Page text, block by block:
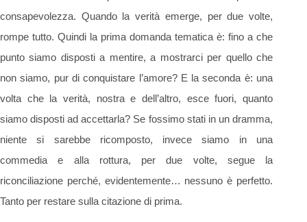
consapevolezza. Quando la verità emerge, per due volte,
rompe tutto. Quindi la prima domanda tematica è: fino a che
punto siamo disposti a mentire, a mostrarci per quello che
non siamo, pur di conquistare l’amore? E la seconda è: una
volta che la verità, nostra e dell’altro, esce fuori, quanto
siamo disposti ad accettarla? Se fossimo stati in un dramma,
niente si sarebbe ricomposto, invece siamo in una
commedia e alla rottura, per due volte, segue la
riconciliazione perché, evidentemente… nessuno è perfetto.
Tanto per restare sulla citazione di prima.